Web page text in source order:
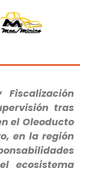
tras
el Oleoducto
en la región
ecosistema